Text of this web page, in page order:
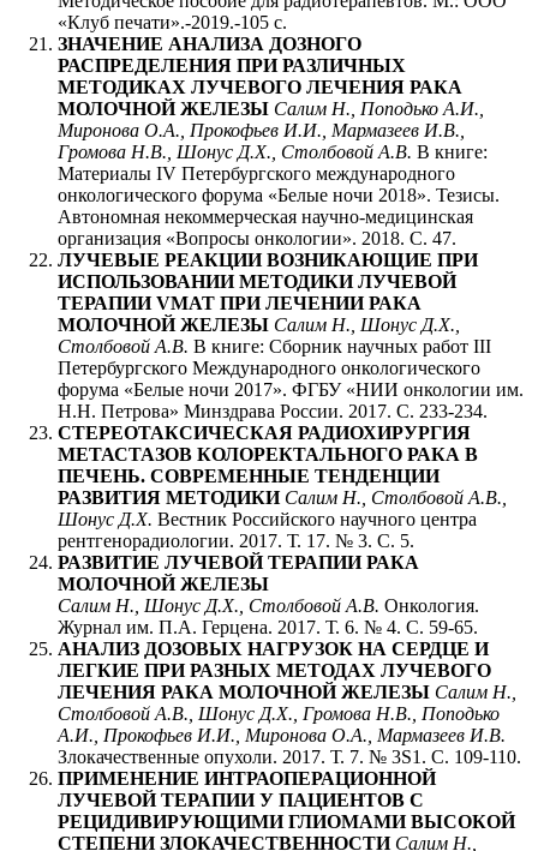
«Клуб печати».-2019.-105 с.
ЗНАЧЕНИЕ АНАЛИЗА ДОЗНОГО
РАСПРЕДЕЛЕНИЯ ПРИ РАЗЛИЧНЫХ
МЕТОДИКАХ ЛУЧЕВОГО ЛЕЧЕНИЯ РАКА
МОЛОЧНОЙ ЖЕЛЕЗЫ Салим Н., Поподько А.И.,
Миронова О.А., Прокофьев И.И., Мармазеев И.В.,
Громова Н.В., Шонус Д.Х., Столбовой А.В. В книге:
Материалы IV Петербургского международного
онкологического форума «Белые ночи 2018». Тезисы.
Автономная некоммерческая научно-медицинская
организация «Вопросы онкологии». 2018. С. 47.
ЛУЧЕВЫЕ РЕАКЦИИ ВОЗНИКАЮЩИЕ ПРИ
ИСПОЛЬЗОВАНИИ МЕТОДИКИ ЛУЧЕВОЙ
ТЕРАПИИ VMAT ПРИ ЛЕЧЕНИИ РАКА
МОЛОЧНОЙ ЖЕЛЕЗЫ Салим Н., Шонус Д.Х.,
Столбовой А.В. В книге: Сборник научных работ III
Петербургского Международного онкологического
форума «Белые ночи 2017». ФГБУ «НИИ онкологии им.
Н.Н. Петрова» Минздрава России. 2017. С. 233-234.
СТЕРЕОТАКСИЧЕСКАЯ РАДИОХИРУРГИЯ
МЕТАСТАЗОВ КОЛОРЕКТАЛЬНОГО РАКА В
ПЕЧЕНЬ. СОВРЕМЕННЫЕ ТЕНДЕНЦИИ
РАЗВИТИЯ МЕТОДИКИ Салим Н., Столбовой А.В.,
Шонус Д.Х. Вестник Российского научного центра
рентгенорадиологии. 2017. Т. 17. № 3. С. 5.
РАЗВИТИЕ ЛУЧЕВОЙ ТЕРАПИИ РАКА
МОЛОЧНОЙ ЖЕЛЕЗЫ
Салим Н., Шонус Д.Х., Столбовой А.В. Онкология.
Журнал им. П.А. Герцена. 2017. Т. 6. № 4. С. 59-65.
АНАЛИЗ ДОЗОВЫХ НАГРУЗОК НА СЕРДЦЕ И
ЛЕГКИЕ ПРИ РАЗНЫХ МЕТОДАХ ЛУЧЕВОГО
ЛЕЧЕНИЯ РАКА МОЛОЧНОЙ ЖЕЛЕЗЫ Салим Н.,
Столбовой А.В., Шонус Д.Х., Громова Н.В., Поподько
А.И., Прокофьев И.И., Миронова О.А., Мармазеев И.В.
Злокачественные опухоли. 2017. Т. 7. № 3S1. С. 109-110.
ПРИМЕНЕНИЕ ИНТРАОПЕРАЦИОННОЙ
ЛУЧЕВОЙ ТЕРАПИИ У ПАЦИЕНТОВ С
РЕЦИДИВИРУЮЩИМИ ГЛИОМАМИ ВЫСОКОЙ
СТЕПЕНИ ЗЛОКАЧЕСТВЕННОСТИ Салим Н.,